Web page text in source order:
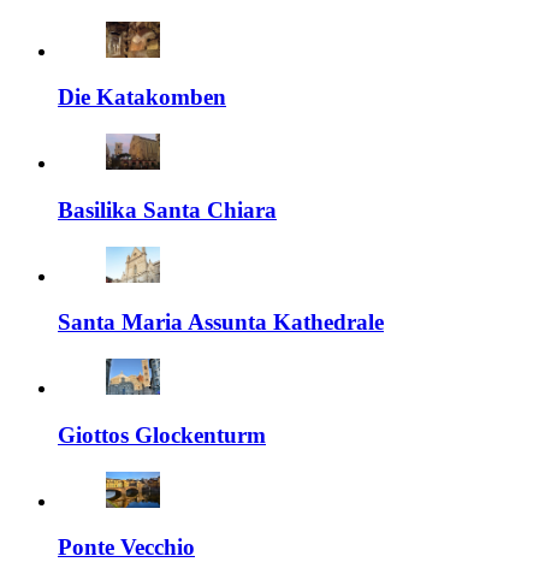
Die Katakomben
Basilika Santa Chiara
Santa Maria Assunta Kathedrale
Giottos Glockenturm
Ponte Vecchio